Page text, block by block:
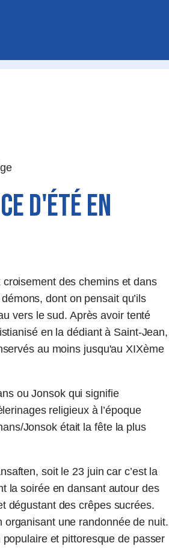
d'été en
des chemins et dans
dont on pensait qu’ils
vers le sud. Après avoir tenté
en la dédiant à Saint-Jean,
au moins jusqu'au XIXème
ou Jonsok qui signifie
religieux à l’époque
Jonsok était la fête la plus
soit le 23 juin car c’est la
la soirée en dansant autour des
dégustant des crêpes sucrées.
organisant une randonnée de nuit.
et pittoresque de passer